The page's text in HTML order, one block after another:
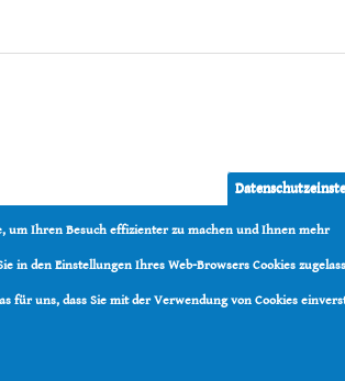
um Ihren Besuch effizienter zu machen und Ihnen mehr
in den Einstellungen Ihres Web-Browsers Cookies
für uns, dass Sie mit der Verwendung von Cookies